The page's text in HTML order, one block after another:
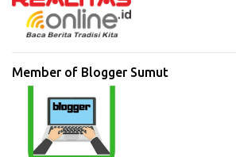
Member of Blogger Sumut